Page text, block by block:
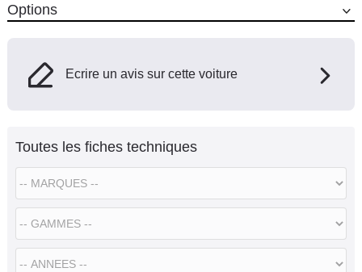
Options
Ecrire un avis sur cette voiture
Toutes les fiches techniques